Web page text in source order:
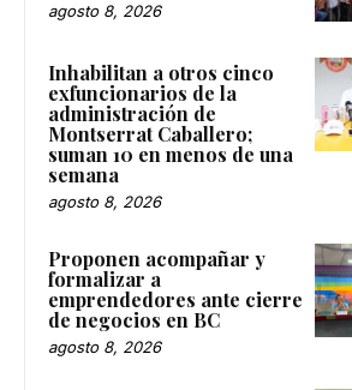
agosto 8, 2026
Inhabilitan a otros cinco
exfuncionarios de la
administración de
Montserrat Caballero;
suman 10 en menos de una
semana
agosto 8, 2026
Proponen acompañar y
formalizar a
emprendedores ante cierre
de negocios en BC
agosto 8, 2026